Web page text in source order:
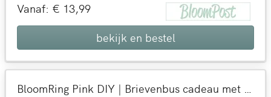
Vanaf: € 13,99
bekijk en bestel
BloomRing Pink DIY | Brievenbus cadeau met droogbloemen | Bloemen die blijven